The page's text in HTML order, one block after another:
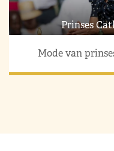
Prinses
Mode van